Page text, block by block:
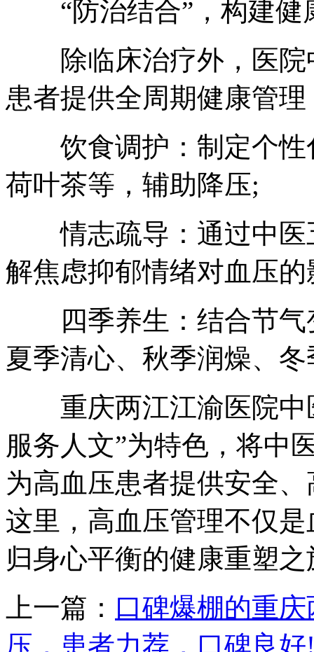
“防治结合”，构建健
除临床治疗外，医院
患者提供全周期健康管理
饮食调护：制定个性
荷叶茶等，辅助降压;
情志疏导：通过中医
解焦虑抑郁情绪对血压的
四季养生：结合节气
夏季清心、秋季润燥、
重庆两江江渝医院中
服务人文”为特色，将中
为高血压患者提供安全
这里，高血压管理不仅
归身心平衡的健康重塑之
上一篇： 口碑爆棚的重
压，患者力荐，口碑良好